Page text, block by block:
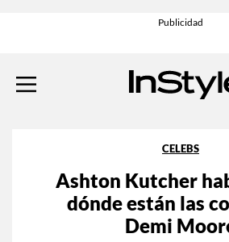
CELEBS
Ashton Kutcher
dónde están las
Demi